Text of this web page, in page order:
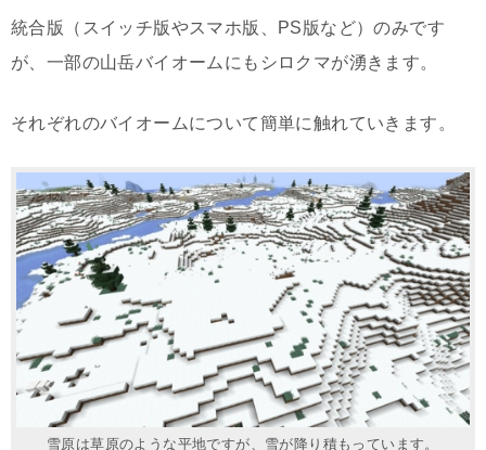
統合版（スイッチ版やスマホ版、PS版など）のみです
が、一部の山岳バイオームにもシロクマが湧きます。
それぞれのバイオームについて簡単に触れていきます。
雪原は草原のような平地ですが、雪が降り積もっています。